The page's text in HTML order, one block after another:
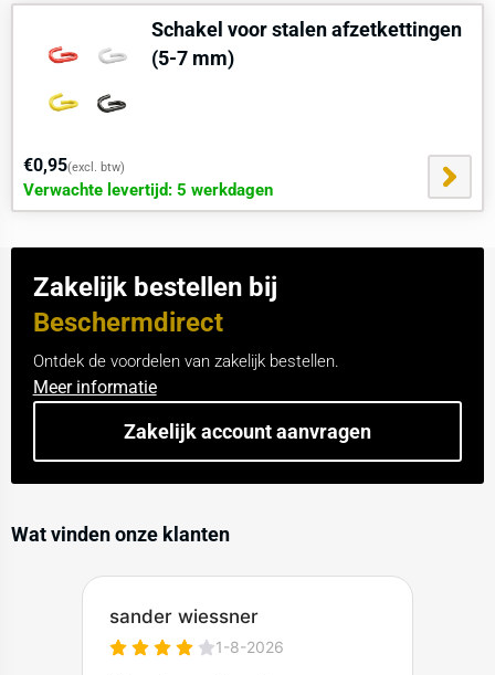
Schakel voor stalen afzetkettingen
(5-7 mm)
€0,95(excl. btw)
Verwachte levertijd: 5 werkdagen
Zakelijk bestellen bij
Beschermdirect
Ontdek de voordelen van zakelijk bestellen.
Meer informatie
Zakelijk account aanvragen
Wat vinden onze klanten